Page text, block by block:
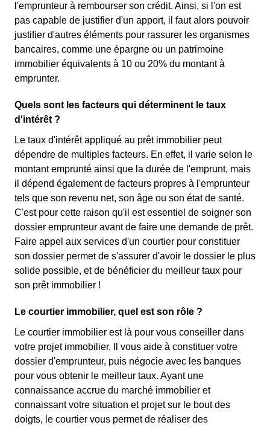
l'emprunteur à rembourser son crédit. Ainsi, si l'on est
pas capable de justifier d'un apport, il faut alors pouvoir
justifier d'autres éléments pour rassurer les organismes
bancaires, comme une épargne ou un patrimoine
immobilier équivalents à 10 ou 20% du montant à
emprunter.
Quels sont les facteurs qui déterminent le taux
d'intérêt ?
Le taux d'intérêt appliqué au prêt immobilier peut
dépendre de multiples facteurs. En effet, il varie selon le
montant emprunté ainsi que la durée de l'emprunt, mais
il dépend également de facteurs propres à l'emprunteur
tels que son revenu net, son âge ou son état de santé.
C'est pour cette raison qu'il est essentiel de soigner son
dossier emprunteur avant de faire une demande de prêt.
Faire appel aux services d'un courtier pour constituer
son dossier permet de s'assurer d'avoir le dossier le plus
solide possible, et de bénéficier du meilleur taux pour
son prêt immobilier !
Le courtier immobilier, quel est son rôle ?
Le courtier immobilier est là pour vous conseiller dans
votre projet immobilier. Il vous aide à constituer votre
dossier d'emprunteur, puis négocie avec les banques
pour vous obtenir le meilleur taux. Ayant une
connaissance accrue du marché immobilier et
connaissant votre situation et projet sur le bout des
doigts, le courtier vous permet de réaliser des